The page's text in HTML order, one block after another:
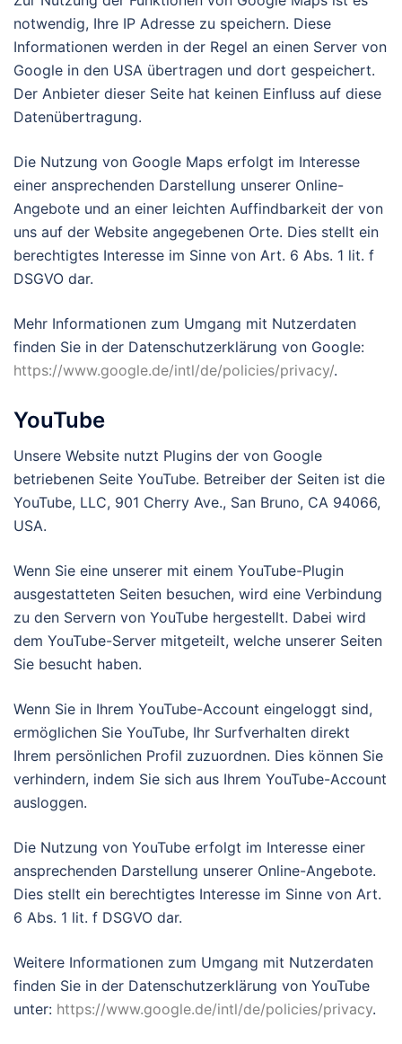
notwendig, Ihre IP Adresse zu speichern. Diese
Informationen werden in der Regel an einen Server von
Google in den USA übertragen und dort gespeichert.
Der Anbieter dieser Seite hat keinen Einfluss auf diese
Datenübertragung.
Die Nutzung von Google Maps erfolgt im Interesse
einer ansprechenden Darstellung unserer Online-
Angebote und an einer leichten Auffindbarkeit der von
uns auf der Website angegebenen Orte. Dies stellt ein
berechtigtes Interesse im Sinne von Art. 6 Abs. 1 lit. f
DSGVO dar.
Mehr Informationen zum Umgang mit Nutzerdaten
finden Sie in der Datenschutzerklärung von Google:
https://www.google.de/intl/de/policies/privacy/.
YouTube
Unsere Website nutzt Plugins der von Google
betriebenen Seite YouTube. Betreiber der Seiten ist die
YouTube, LLC, 901 Cherry Ave., San Bruno, CA 94066,
USA.
Wenn Sie eine unserer mit einem YouTube-Plugin
ausgestatteten Seiten besuchen, wird eine Verbindung
zu den Servern von YouTube hergestellt. Dabei wird
dem YouTube-Server mitgeteilt, welche unserer Seiten
Sie besucht haben.
Wenn Sie in Ihrem YouTube-Account eingeloggt sind,
ermöglichen Sie YouTube, Ihr Surfverhalten direkt
Ihrem persönlichen Profil zuzuordnen. Dies können Sie
verhindern, indem Sie sich aus Ihrem YouTube-Account
ausloggen.
Die Nutzung von YouTube erfolgt im Interesse einer
ansprechenden Darstellung unserer Online-Angebote.
Dies stellt ein berechtigtes Interesse im Sinne von Art.
6 Abs. 1 lit. f DSGVO dar.
Weitere Informationen zum Umgang mit Nutzerdaten
finden Sie in der Datenschutzerklärung von YouTube
unter: https://www.google.de/intl/de/policies/privacy.